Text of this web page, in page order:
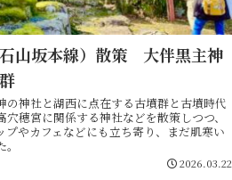
山坂本線）散策 大伴黒主神
の神社と湖西に点在する古墳群と古墳時代
穴穂宮に関係する神社などを散策しつつ、
プやカフェなどにも立ち寄り、まだ肌寒い
2026.03.22